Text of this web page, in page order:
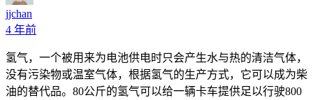
jjchan
4 年前
氢气，一个被用来为电池供电时只会产生水与热的清洁气体，
没有污染物或温室气体，根据氢气的生产方式，它可以成为柴
油的替代品。80公斤的氢气可以给一辆卡车提供足以行驶800